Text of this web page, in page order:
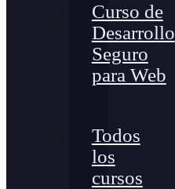
Curso de
Desarrollo
Seguro
para Web
Todos
los
cursos